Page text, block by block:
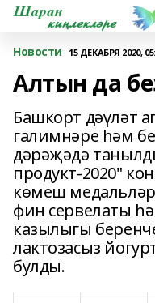
Новости 15 ДЕКАБРЯ 2020,
Алтын да
Башкорт дәүләт
галимнәре һәм
дәрәҗәдә
продукт-2020"
көмеш
фин сервелаты
казылыгы
лактозасыз
булды.